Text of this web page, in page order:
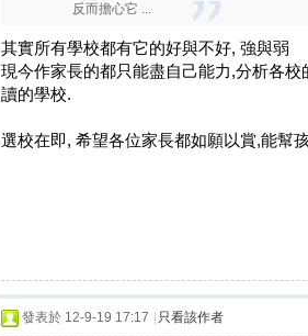
反而擔心它 ...
其實所有學校都有它的好與不好, 強與弱
現今作家長的都只能盡自己能力,分析各
讀的學校.
選校在即, 希望各位家長都如願以賞,能幫
發表於 12-9-19 17:17 只看該作者